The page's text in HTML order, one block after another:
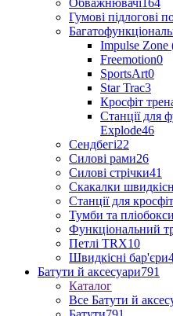
Обважнювачі164
Гумові підлогові
Impulse Zone
Freemotion0
SportsArt0
Star Trac3
Кросфіт
Станції для
Explode46
Сендбегі22
Силові рами26
Силові стрічки41
Скакалки
Станції для
Тумби та пліобокси
Функціональний
Петлі TRX10
Швидкісні бар'єри
Батути й аксесуари791
Каталог
Все Батути й